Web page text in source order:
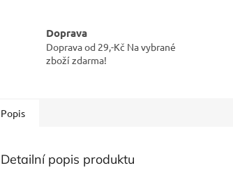
Doprava
Doprava od 29,-Kč Na vybrané
zboží zdarma!
Popis
Detailní popis produktu